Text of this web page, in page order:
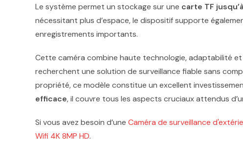
Le système permet un stockage sur une carte TF
nécessitant plus d’espace, le dispositif supporte
enregistrements importants.
Cette caméra combine haute technologie, adaptabilité
recherchent une solution de surveillance fiable sans
propriété, ce modèle constitue un excellent
efficace, il couvre tous les aspects cruciaux attendus
Si vous avez besoin d’une Caméra de surveillance
Wifi 4K 8MP HD.